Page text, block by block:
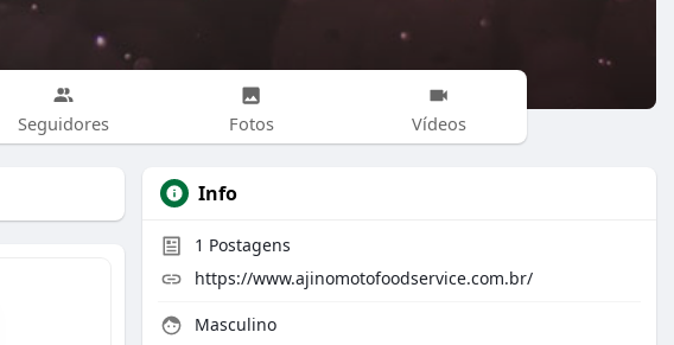
Seguidores Fotos Vídeos
Info
1 Postagens
https://www.ajinomotofoodservice.com.br/
Masculino